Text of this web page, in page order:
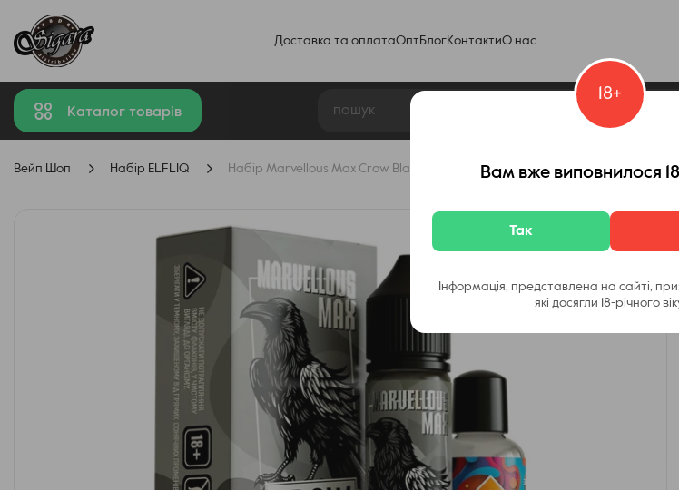
Доставка та оплатаОпт БлогКонтактиО нас
Каталог товарів
Вейп Шоп Набір ELFLIQ Набір Marvellous Max Crow Black Grape 60 мл (Виноград), самозаміс
18+
Вам вже виповнилося 18
Так
Інформація, представлена на сайті,
які досягли 18-річного